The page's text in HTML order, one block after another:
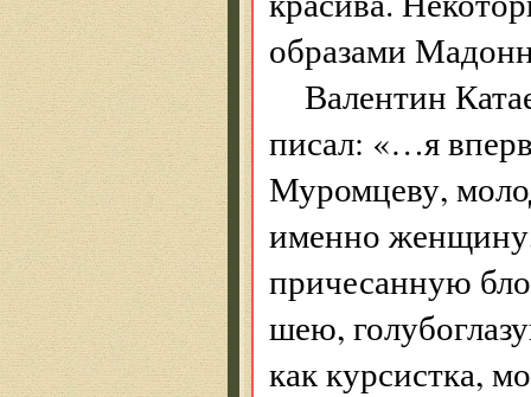
образами
Валентин
писал: «…я
Муромцеву,
именно
причесанную
шею,
как курсистка,